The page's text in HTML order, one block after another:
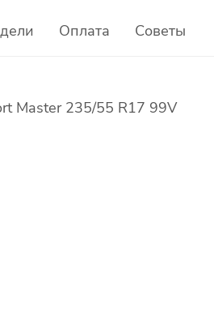
Оплата Советы
Master 235/55 R17 99V